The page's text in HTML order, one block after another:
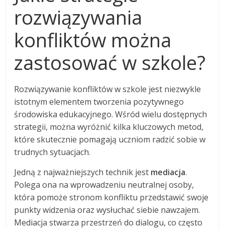
rozwiązywania
konfliktów można
zastosować w szkole?
Rozwiązywanie konfliktów w szkole jest niezwykle
istotnym elementem tworzenia pozytywnego
środowiska edukacyjnego. Wśród wielu dostępnych
strategii, można wyróżnić kilka kluczowych metod,
które skutecznie pomagają uczniom radzić sobie w
trudnych sytuacjach.
Jedną z najważniejszych technik jest mediacja.
Polega ona na wprowadzeniu neutralnej osoby,
która pomoże stronom konfliktu przedstawić swoje
punkty widzenia oraz wysłuchać siebie nawzajem.
Mediacja stwarza przestrzeń do dialogu, co często